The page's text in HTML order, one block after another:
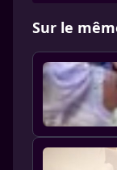
Sur le